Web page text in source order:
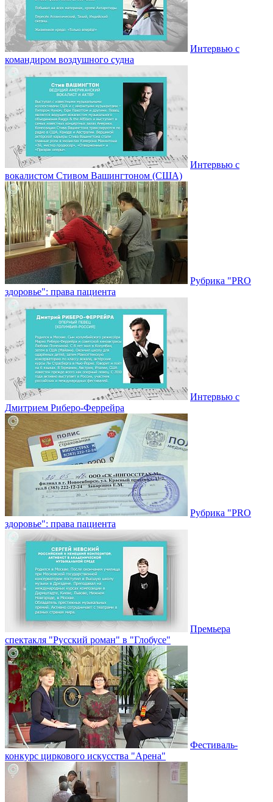
Интервью с
командиром воздушного судна
Интервью с
вокалистом Стивом Вашингтоном (США)
Рубрика "PRO
здоровье": права пациента
Интервью с
Дмитрием Риберо-Феррейра
Рубрика "PRO
здоровье": права пациента
Премьера
спектакля "Русский роман" в "Глобусе"
Фестиваль-
конкурс циркового искусства "Арена"